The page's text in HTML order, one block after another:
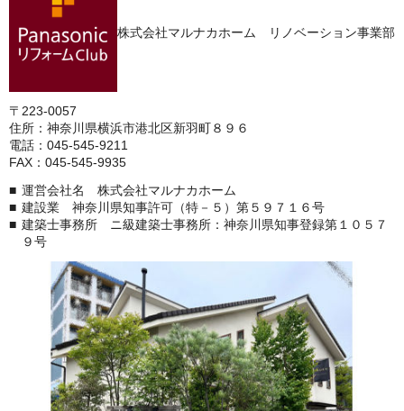
株式会社マルナカホーム リノベーション事業部
〒223-0057
住所：神奈川県横浜市港北区新羽町８９６
電話：045-545-9211
FAX：045-545-9935
運営会社名 株式会社マルナカホーム
建設業 神奈川県知事許可（特－５）第５９７１６号
建築士事務所 ニ級建築士事務所：神奈川県知事登録第１０５７
９号